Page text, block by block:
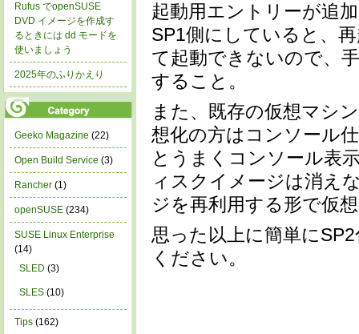
起動用エントリーが追
SP1側にしていると、
て起動できないので、
すること。
また、既存の仮想マシ
想化の方はコンソール
とうまくコンソール表
ィスクイメージは消え
ジを再利用する形で仮
思った以上に簡単に
ください。
Rufus でopenSUSE
DVD イメージを作成す
るときには dd モードを
使いましょう
2025年のふりかえり
Geeko Magazine (22)
Open Build Service (3)
Rancher (1)
openSUSE (234)
SUSE Linux Enterprise
(14)
SLED (3)
SLES (10)
Tips (162)